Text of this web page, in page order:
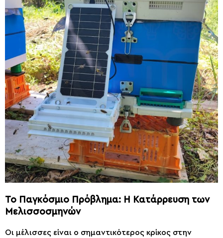
Το Παγκόσμιο Πρόβλημα: Η Κατάρρευση των
Μελισσοσμηνών
Oι μέλισσες είναι ο σημαντικότερος κρίκος στην